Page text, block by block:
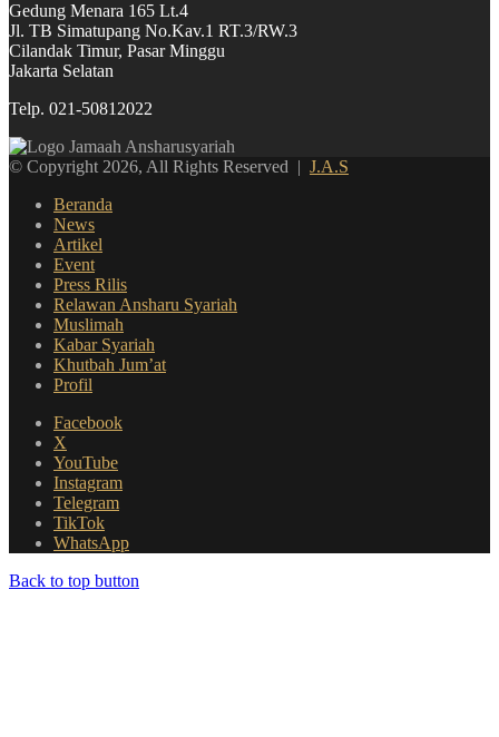
Gedung Menara 165 Lt.4
Jl. TB Simatupang No.Kav.1 RT.3/RW.3
Cilandak Timur, Pasar Minggu
Jakarta Selatan
Telp. 021-50812022
© Copyright 2026, All Rights Reserved | J.A.S
Beranda
News
Artikel
Event
Press Rilis
Relawan Ansharu Syariah
Muslimah
Kabar Syariah
Khutbah Jum’at
Profil
Facebook
X
YouTube
Instagram
Telegram
TikTok
WhatsApp
Back to top button